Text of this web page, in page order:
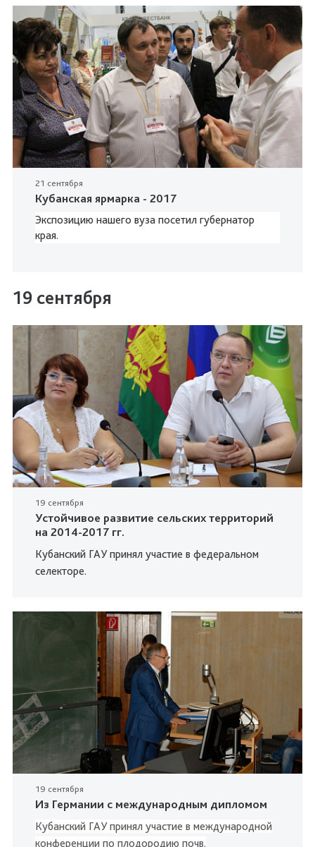
21 сентября
Кубанская ярмарка - 2017
Экспозицию нашего вуза посетил губернатор
края.
19 сентября
19 сентября
Устойчивое развитие сельских территорий
на 2014-2017 гг.
Кубанский ГАУ принял участие в федеральном
селекторе.
19 сентября
Из Германии с международным дипломом
Кубанский ГАУ принял участие в международной
конференции по плодородию почв.